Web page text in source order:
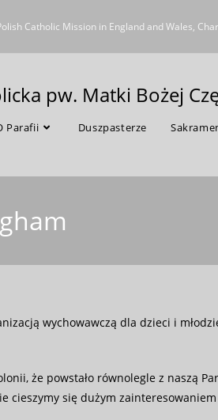
Catholic Mission in England and Wales,
pw. Matki Bożej
Parafii Duszpasterze
wychowawczą dla dzieci i
że powstało równolegle z naszą
cieszymy się dużym